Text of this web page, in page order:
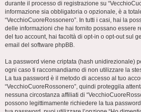
durante il processo di registrazione su
informazione sia obbligatoria o opzionale, è a
“VecchioCuoreRossonero”. In tutti i casi, hai la
delle informazioni che hai fornito possano essere
del tuo account, hai facoltà di opt-in o opt-out sul
email del software phpBB.
La password viene criptata (hash unidirezionale)
ogni caso ti raccomandiamo di non utilizzare la
La tua password è il metodo di accesso al tuo
“VecchioCuoreRossonero”, quindi proteggila
nessuna circostanza affiliati di
possono legittimamente richiedere la tua